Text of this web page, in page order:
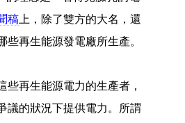
稿上，除了雙方的大名，還
些再生能源發電廠所生產。
些再生能源電力的生產者，
議的狀況下提供電力。所謂